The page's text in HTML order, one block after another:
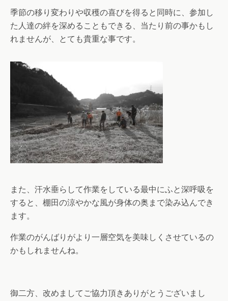
季節の移り変わりや収穫の喜びを得ると同時に、参加し
た人達の絆を深めることもできる、当たり前の事かもし
れませんが、とても貴重な事です。
また、汗水垂らして作業をしている最中にふと深呼吸を
すると、棚田の涼やかな風が身体の奥まで染み込んでき
ます。
作業のがんばりがより一層空気を美味しくさせているの
かもしれませんね。
御二方、改めましてご協力頂きありがとうございまし